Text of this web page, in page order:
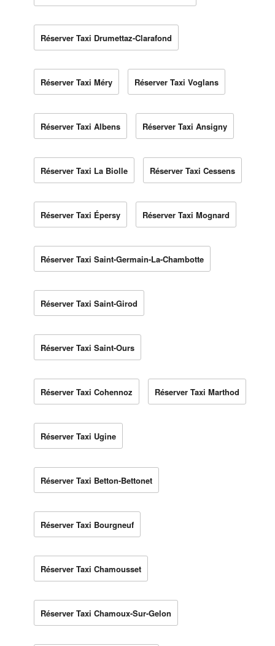
Réserver Taxi Drumettaz-Clarafond
Réserver Taxi Méry Réserver Taxi Voglans
Réserver Taxi Albens Réserver Taxi Ansigny
Réserver Taxi La Biolle Réserver Taxi Cessens
Réserver Taxi Épersy Réserver Taxi Mognard
Réserver Taxi Saint-Germain-La-Chambotte
Réserver Taxi Saint-Girod
Réserver Taxi Saint-Ours
Réserver Taxi Cohennoz Réserver Taxi Marthod
Réserver Taxi Ugine
Réserver Taxi Betton-Bettonet
Réserver Taxi Bourgneuf
Réserver Taxi Chamousset
Réserver Taxi Chamoux-Sur-Gelon